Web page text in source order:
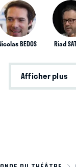
BEDOS Riad
Afficher plus